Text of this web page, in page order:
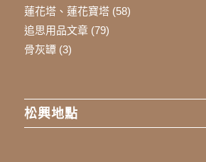
蓮花塔、蓮花寶塔(58)
追思用品文章(79)
骨灰罈(3)
松興地點